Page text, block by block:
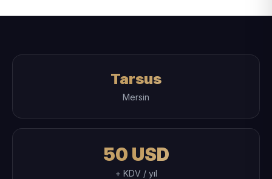
Tarsus
Mersin
50 USD
+ KDV / yıl